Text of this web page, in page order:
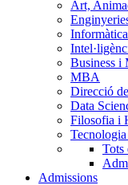
Art,
Informàtica
Business i
MBA
Direcció
Data
Filosofia i
Tots
Admissions